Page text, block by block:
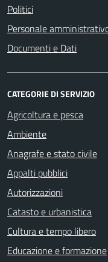
Politici
Personale
Documenti e Dati
CATEGORIE DI SERVIZIO
Agricoltura e pesca
Ambiente
Anagrafe e stato civile
Appalti pubblici
Autorizzazioni
Catasto e urbanistica
Cultura e tempo libero
Educazione e formazione